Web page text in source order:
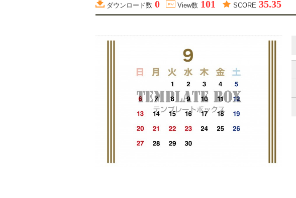
ダウンロード数 0 View数 101 SCORE 35.35